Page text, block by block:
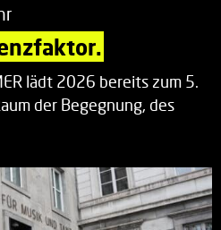
lädt 2026 bereits zum 5.
der Begegnung, des